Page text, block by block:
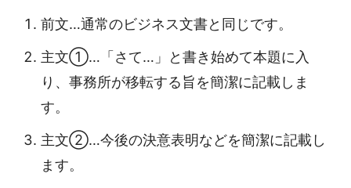
前文…通常のビジネス文書と同じです。
主文①…「さて…」と書き始めて本題に入
り、事務所が移転する旨を簡潔に記載しま
す。
主文②…今後の決意表明などを簡潔に記載し
ます。